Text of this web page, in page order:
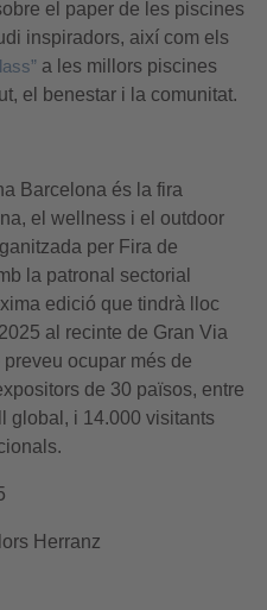
el paper de les piscines
inspiradors, així com els
a les millors piscines
el benestar i la comunitat.
Barcelona és la fira
el wellness i el outdoor
per Fira de
la patronal sectorial
edició que tindrà lloc
al recinte de Gran Via
ocupar més de
de 30 països, entre
global, i 14.000 visitants
Herranz